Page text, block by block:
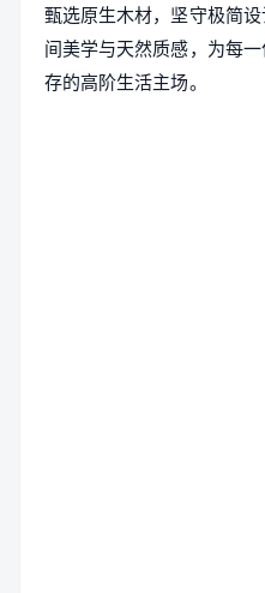
甄选原生木材，坚守极简
间美学与天然质感，为每
存的高阶生活主场。